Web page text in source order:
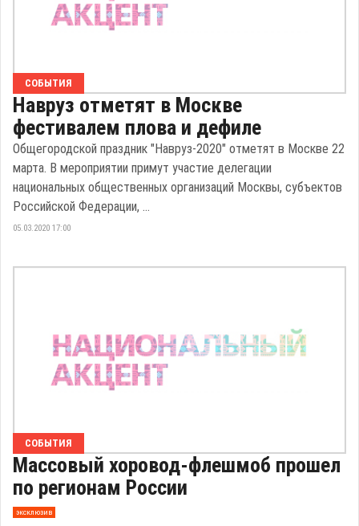
СОБЫТИЯ
Навруз отметят в Москве
фестивалем плова и дефиле
Общегородской праздник "Навруз-2020" отметят в Москве 22
марта. В мероприятии примут участие делегации
национальных общественных организаций Москвы, субъектов
Российской Федерации, ...
05.03.2020 17:00
СОБЫТИЯ
Массовый хоровод-флешмоб прошел
по регионам России
эксклюзив